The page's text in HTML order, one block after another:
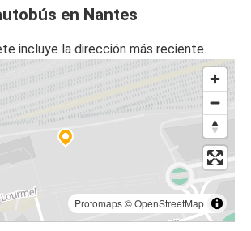
en Nantes
incluye la dirección más reciente.
Protomaps©OpenStreetMap